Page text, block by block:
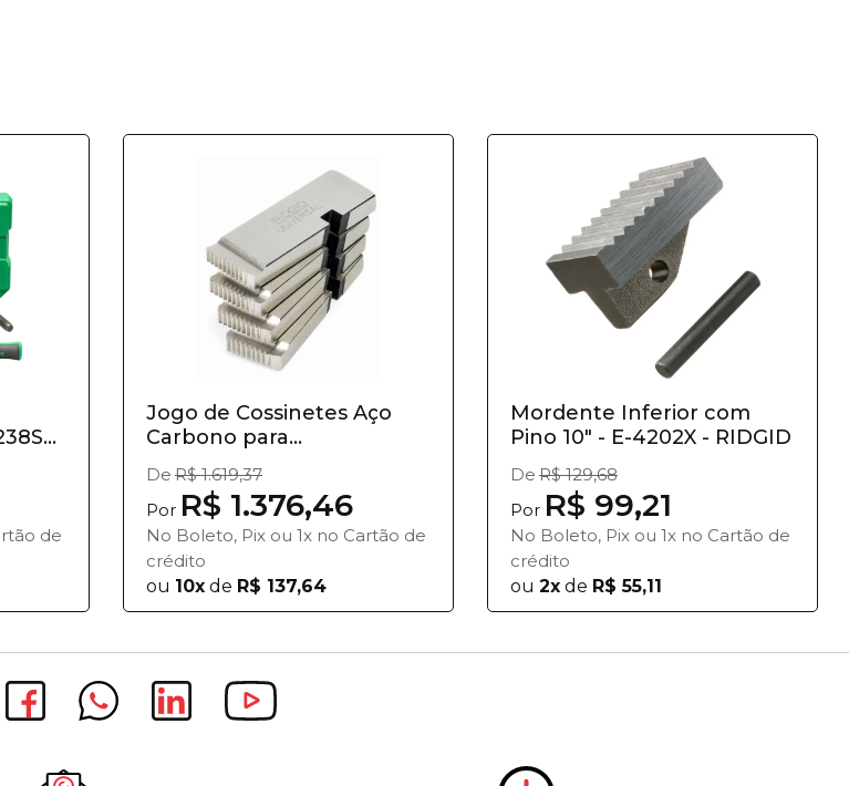
de
Jogo de Cossinetes Aço
Carbono para
Rosqueadeir...
De R$ 1.619,37
Por R$ 1.376,46
No Boleto, Pix ou 1x no Cartão de
crédito
ou 10x de R$ 137,64
Mordente Inferior com
Pino 10" - E-4202X - RIDGID
De R$ 129,68
Por R$ 99,21
No Boleto, Pix ou 1x no Cartão de
crédito
ou 2x de R$ 55,11